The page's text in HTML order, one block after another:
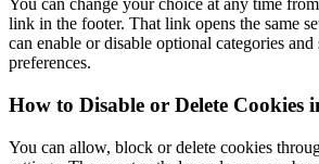
You can change your choice at any time
link in the footer. That link opens the same
can enable or disable optional categories and
preferences.
How to Disable or Delete Cookies
You can allow, block or delete cookies